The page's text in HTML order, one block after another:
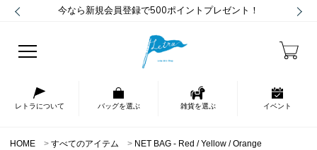
今なら新規会員登録で500ポイントプレゼント！
レトラについて バッグを選ぶ 雑貨を選ぶ イベント
HOME すべてのアイテム NET BAG - Red / Yellow / Orange